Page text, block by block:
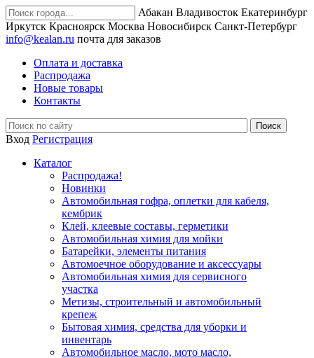
Абакан Владивосток Екатеринбург
Иркутск Красноярск Москва Новосибирск Санкт-Петербург
info@kealan.ru почта для заказов
Оплата и доставка
Распродажа
Новые товары
Контакты
Вход Регистрация
Каталог
Распродажа!
Новинки
Автомобильная гофра, оплетки для кабеля,
кембрик
Клей, клеевые составы, герметики
Автомобильная химия для мойки
Батарейки, элементы питания
Автомоечное оборудование и аксессуары
Автомобильная химия для сервисного
участка
Метизы, строительный и автомобильный
крепеж
Бытовая химия, средства для уборки и
инвентарь
Автомобильное масло, мото масло,